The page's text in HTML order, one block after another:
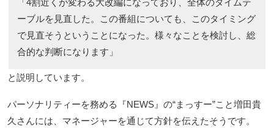
「4割近くが変わる大改編になっており、全体のタイムテ
ーブルを見直した。この番組についても、このタイミング
で見直そうということになった。様々なことを検討し、総
合的な判断になります」
と説明しています。
パーソナリティーを務める『NEWS』の“まっすー”こと増田貴
久さんには、マネージャーを通じて方針を伝えたそうです。